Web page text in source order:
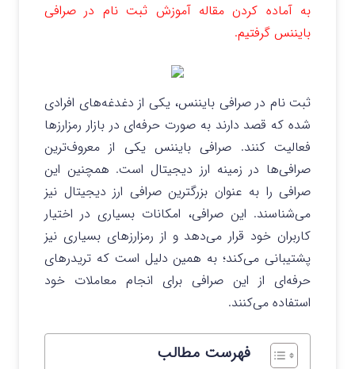
به آماده کردن مقاله آموزش ثبت نام در صرافی
بایننس گرفتیم.
ثبت نام در صرافی بایننس، یکی از دغدغه‌های افرادی
شده که قصد دارند به صورت حرفه‌ای در بازار رمزارزها
فعالیت کنند. صرافی بایننس یکی از معروف‌ترین
صرافی‌ها در زمینه ارز دیجیتال است. همچنین این
صرافی را به عنوان بزرگترین صرافی ارز دیجیتال نیز
می‌شناسند. این صرافی، امکانات بسیاری در اختیار
کاربران خود قرار می‌دهد و از رمزارزهای بسیاری نیز
پشتیبانی می‌کند؛ به همین دلیل است که تریدرهای
حرفه‌ای از این صرافی برای انجام معاملات خود
استفاده می‌کنند.
فهرست مطالب